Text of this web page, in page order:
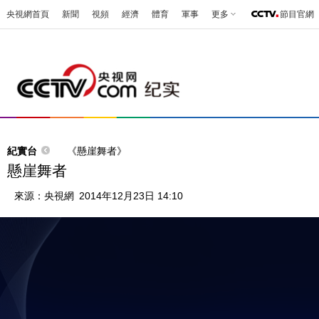
央視網首頁 新聞 視頻 經濟 體育 軍事 更多 節目官網
紀實台 《懸崖舞者》
懸崖舞者
來源： 央視網 2014年12月23日 14:10